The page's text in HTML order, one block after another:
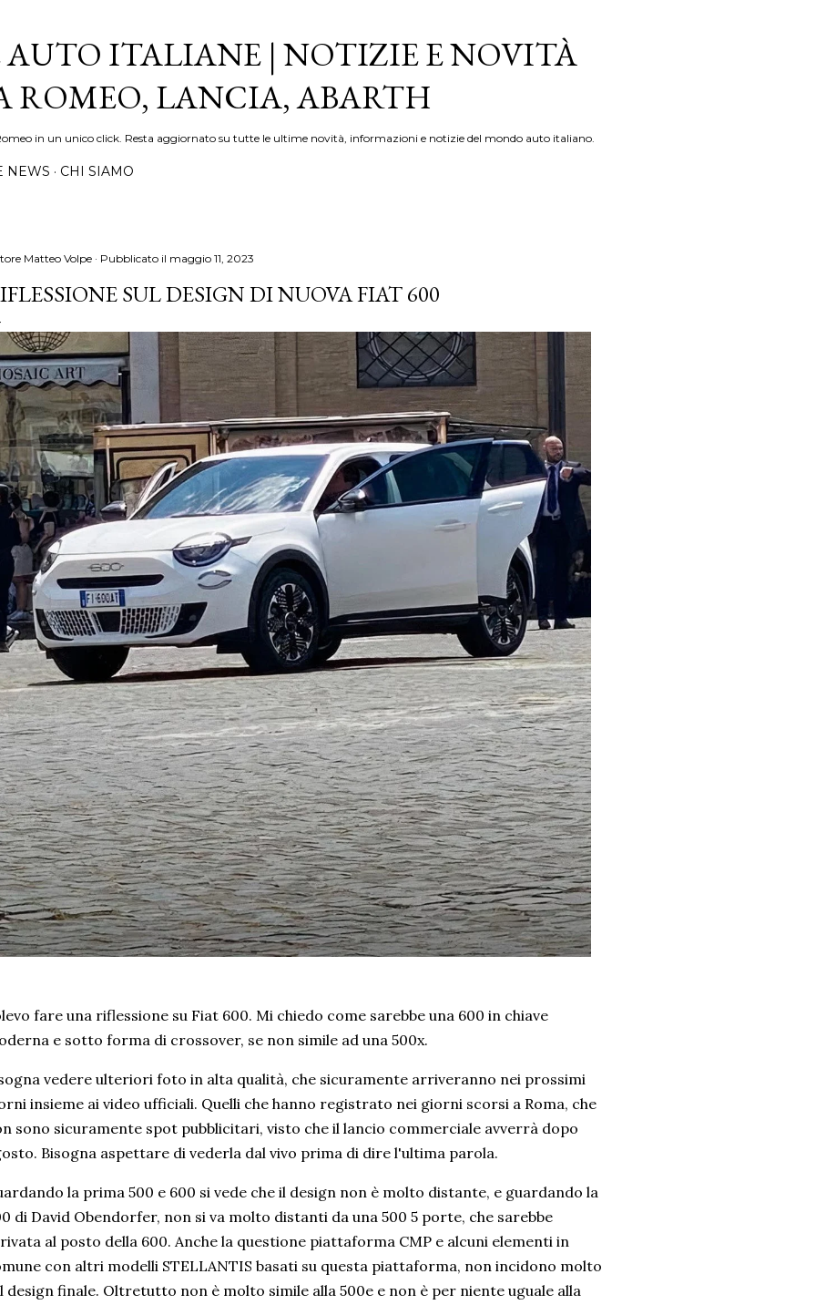
AUTO ITALIANE | NOTIZIE E NOVITÀ
ROMEO, LANCIA, ABARTH
in un unico click. Resta aggiornato su tutte le ultime novità, informazioni e notizie del mondo auto italiano.
NEWS CHI SIAMO
Matteo Volpe Pubblicato il maggio 11, 2023
SUL DESIGN DI NUOVA FIAT 600
fare una riflessione su Fiat 600. Mi chiedo come sarebbe una 600 in chiave
e sotto forma di crossover, se non simile ad una 500x.
vedere ulteriori foto in alta qualità, che sicuramente arriveranno nei prossimi
insieme ai video ufficiali. Quelli che hanno registrato nei giorni scorsi a Roma, che
sono sicuramente spot pubblicitari, visto che il lancio commerciale avverrà dopo
Bisogna aspettare di vederla dal vivo prima di dire l'ultima parola.
la prima 500 e 600 si vede che il design non è molto distante, e guardando la
di David Obendorfer, non si va molto distanti da una 500 5 porte, che sarebbe
al posto della 600. Anche la questione piattaforma CMP e alcuni elementi in
con altri modelli STELLANTIS basati su questa piattaforma, non incidono molto
design finale. Oltretutto non è molto simile alla 500e e non è per niente uguale alla